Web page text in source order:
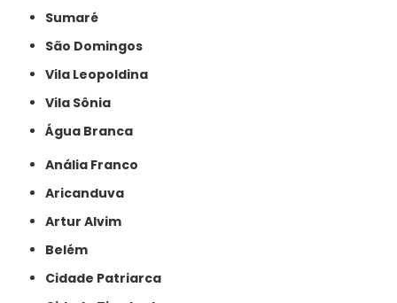
Sumaré
São Domingos
Vila Leopoldina
Vila Sônia
Água Branca
Anália Franco
Aricanduva
Artur Alvim
Belém
Cidade Patriarca